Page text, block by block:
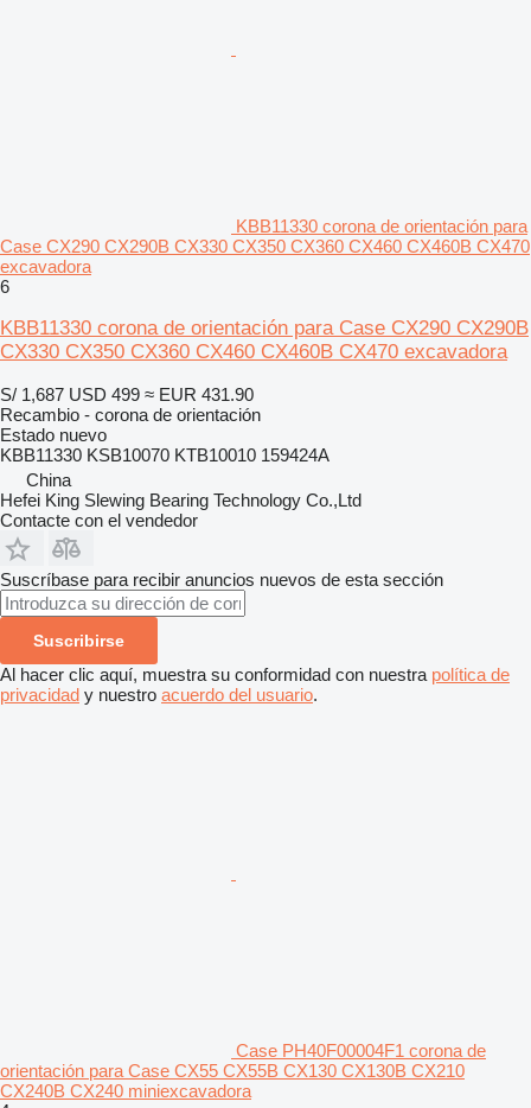
KBB11330 corona de orientación para
Case CX290 CX290B CX330 CX350 CX360 CX460 CX460B CX470
excavadora
6
KBB11330 corona de orientación para Case CX290 CX290B
CX330 CX350 CX360 CX460 CX460B CX470 excavadora
S/ 1,687 USD 499 ≈ EUR 431.90
Recambio - corona de orientación
Estado nuevo
KBB11330 KSB10070 KTB10010 159424A
China
Hefei King Slewing Bearing Technology Co.,Ltd
Contacte con el vendedor
Suscríbase para recibir anuncios nuevos de esta sección
Suscribirse
Al hacer clic aquí, muestra su conformidad con nuestra política de
privacidad y nuestro acuerdo del usuario.
Case PH40F00004F1 corona de
orientación para Case CX55 CX55B CX130 CX130B CX210
CX240B CX240 miniexcavadora